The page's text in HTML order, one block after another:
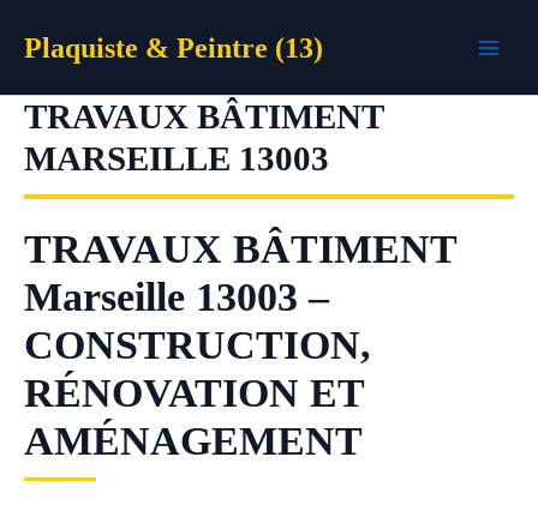
Plaquiste & Peintre (13)
TRAVAUX BÂTIMENT
MARSEILLE 13003
TRAVAUX BÂTIMENT
Marseille 13003 –
CONSTRUCTION,
RÉNOVATION ET
AMÉNAGEMENT